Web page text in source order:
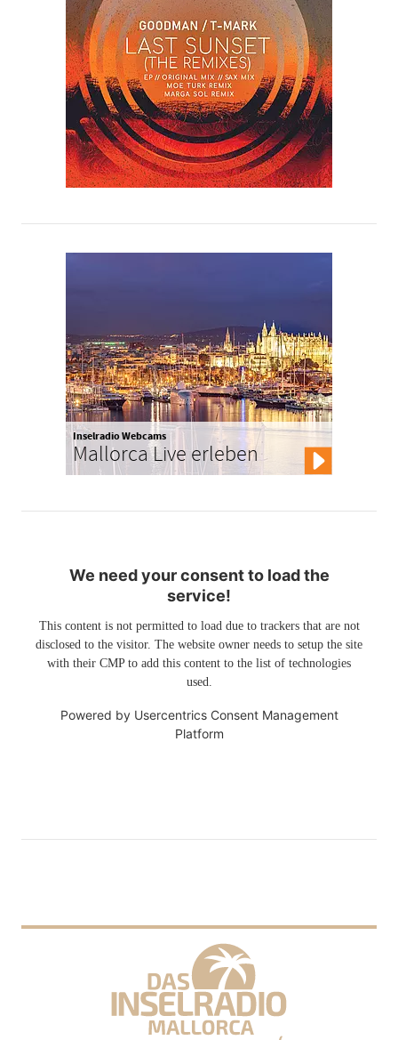
Inselradio Webcams
Mallorca Live erleben
We need your consent to load the
service!
This content is not permitted to load due to trackers that are not
disclosed to the visitor. The website owner needs to setup the site
with their CMP to add this content to the list of technologies
used.
Powered by Usercentrics Consent Management
Platform